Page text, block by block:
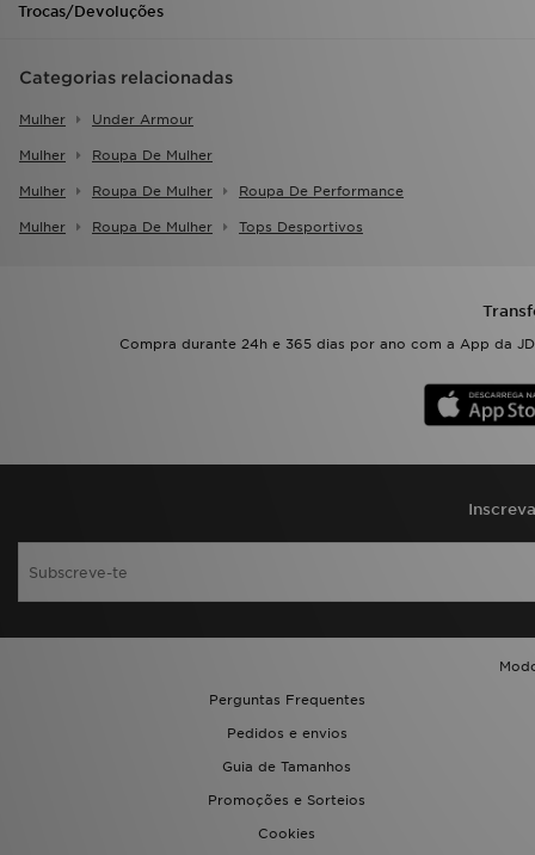
Trocas/Devoluções
Categorias relacionadas
Mulher Under Armour
Mulher Roupa De Mulher
Mulher Roupa De Mulher Roupa De Performance
Mulher Roupa De Mulher Tops Desportivos
Compra durante 24h e 365 dias por ano com a App da
Perguntas Frequentes
Pedidos e envios
Guia de Tamanhos
Promoções e Sorteios
Cookies